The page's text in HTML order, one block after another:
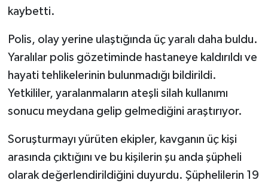
kaybetti.
Polis, olay yerine ulaştığında üç yaralı daha buldu.
Yaralılar polis gözetiminde hastaneye kaldırıldı ve
hayati tehlikelerinin bulunmadığı bildirildi.
Yetkililer, yaralanmaların ateşli silah kullanımı
sonucu meydana gelip gelmediğini araştırıyor.
Soruşturmayı yürüten ekipler, kavganın üç kişi
arasında çıktığını ve bu kişilerin şu anda şüpheli
olarak değerlendirildiğini duyurdu. Şüphelilerin 19